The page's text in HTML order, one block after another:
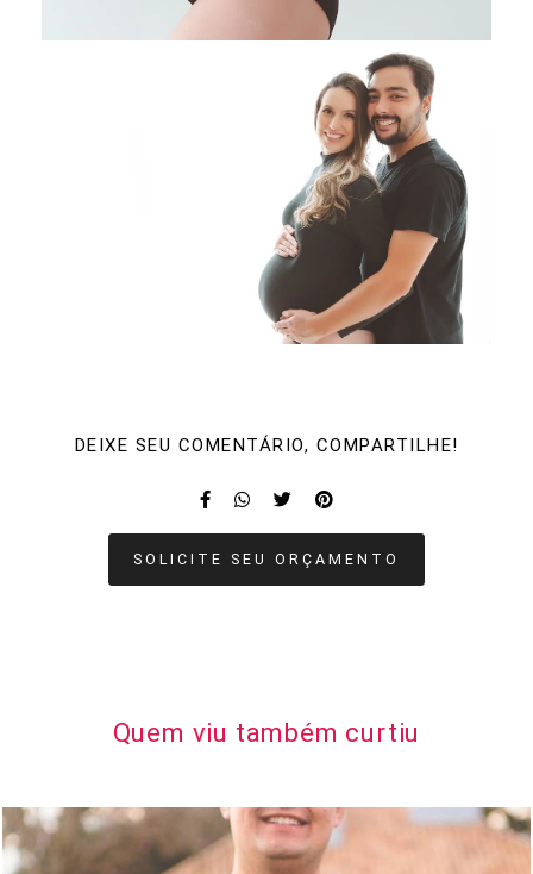
DEIXE SEU COMENTÁRIO, COMPARTILHE!
SOLICITE SEU ORÇAMENTO
Quem viu também curtiu